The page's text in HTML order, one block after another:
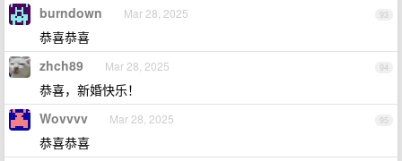
93
burndown Mar 28, 2025
恭喜恭喜
94
zhch89 Mar 28, 2025
恭喜，新婚快乐！
95
Wovvvv Mar 28, 2025
恭喜恭喜